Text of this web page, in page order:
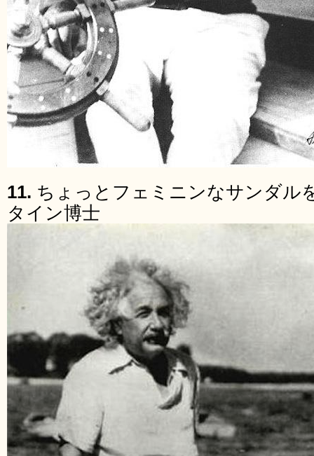
11. ちょっとフェミニンなサンダル
タイン博士